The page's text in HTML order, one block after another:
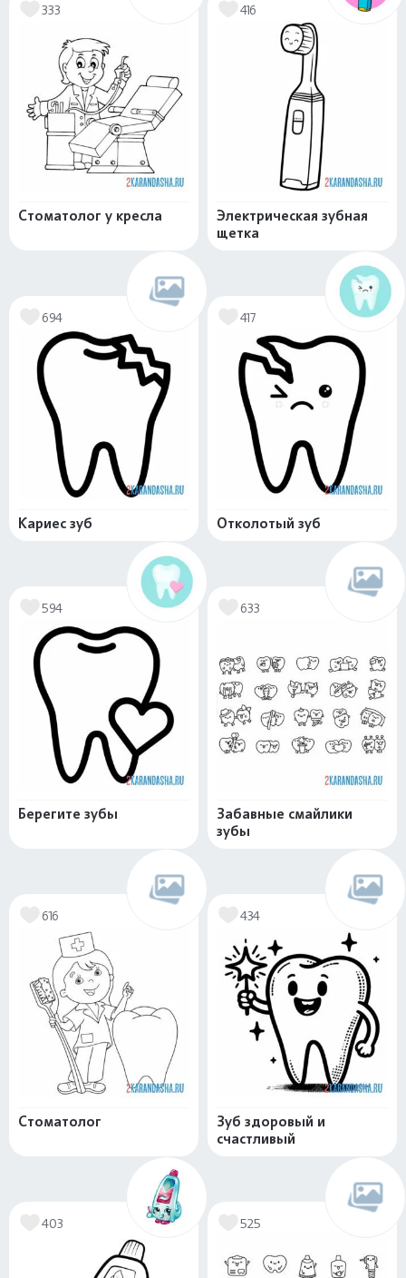
333
Стоматолог у кресла
416
Электрическая зубная
щетка
694
Кариес зуб
417
Отколотый зуб
594
Берегите зубы
633
Забавные смайлики
зубы
616
Стоматолог
434
Зуб здоровый и
счастливый
403 525